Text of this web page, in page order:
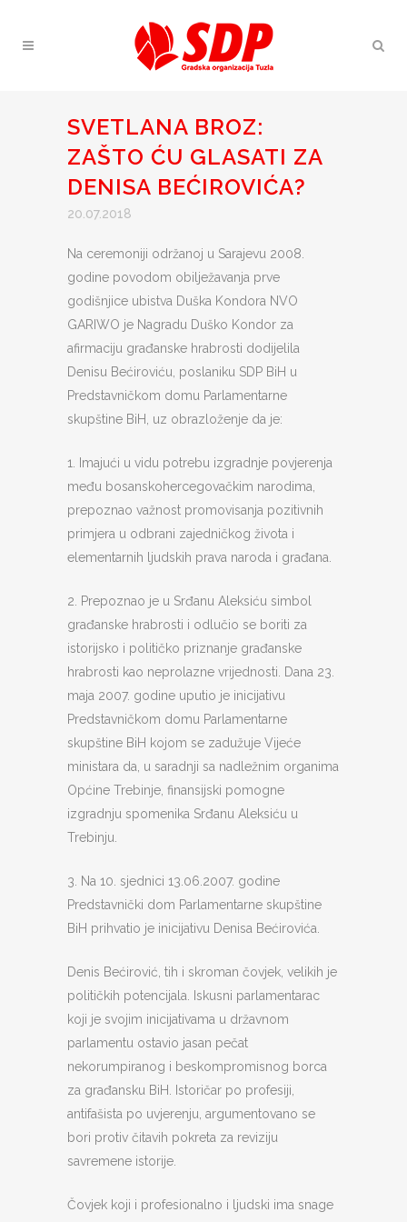
SVETLANA BROZ:
ZAŠTO ĆU GLASATI ZA
DENISA BEĆIROVIĆA?
20.07.2018
Na ceremoniji održanoj u Sarajevu 2008.
godine povodom obilježavanja prve
godišnjice ubistva Duška Kondora NVO
GARIWO je Nagradu Duško Kondor za
afirmaciju građanske hrabrosti dodijelila
Denisu Bećiroviću, poslaniku SDP BiH u
Predstavničkom domu Parlamentarne
skupštine BiH, uz obrazloženje da je:
1. Imajući u vidu potrebu izgradnje povjerenja
među bosanskohercegovačkim narodima,
prepoznao važnost promovisanja pozitivnih
primjera u odbrani zajedničkog života i
elementarnih ljudskih prava naroda i građana.
2. Prepoznao je u Srđanu Aleksiću simbol
građanske hrabrosti i odlučio se boriti za
istorijsko i političko priznanje građanske
hrabrosti kao neprolazne vrijednosti. Dana 23.
maja 2007. godine uputio je inicijativu
Predstavničkom domu Parlamentarne
skupštine BiH kojom se zadužuje Vijeće
ministara da, u saradnji sa nadležnim organima
Općine Trebinje, finansijski pomogne
izgradnju spomenika Srđanu Aleksiću u
Trebinju.
3. Na 10. sjednici 13.06.2007. godine
Predstavnički dom Parlamentarne skupštine
BiH prihvatio je inicijativu Denisa Bećirovića.
Denis Bećirović, tih i skroman čovjek, velikih je
političkih potencijala. Iskusni parlamentarac
koji je svojim inicijativama u državnom
parlamentu ostavio jasan pečat
nekorumpiranog i beskompromisnog borca
za građansku BiH. Istoričar po profesiji,
antifašista po uvjerenju, argumentovano se
bori protiv čitavih pokreta za reviziju
savremene istorije.
Čovjek koji i profesionalno i ljudski ima snage